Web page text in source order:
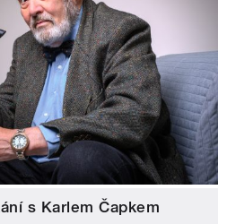
s Karlem Čapkem